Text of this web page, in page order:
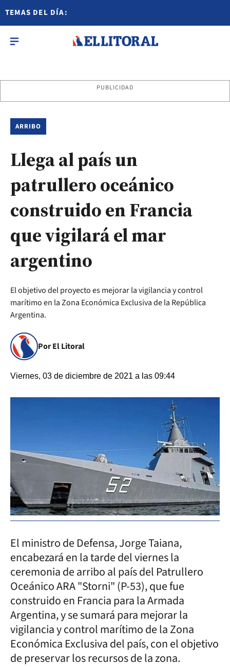
TEMAS DEL DÍA:
PUBLICIDAD
ARRIBO
Llega al país un
patrullero oceánico
construido en Francia
que vigilará el mar
argentino
El objetivo del proyecto es mejorar la vigilancia y control
marítimo en la Zona Económica Exclusiva de la República
Argentina.
Por El Litoral
Viernes, 03 de diciembre de 2021 a las 09:44
El ministro de Defensa, Jorge Taiana,
encabezará en la tarde del viernes la
ceremonia de arribo al país del Patrullero
Oceánico ARA "Storni" (P-53), que fue
construido en Francia para la Armada
Argentina, y se sumará para mejorar la
vigilancia y control marítimo de la Zona
Económica Exclusiva del país, con el objetivo
de preservar los recursos de la zona.